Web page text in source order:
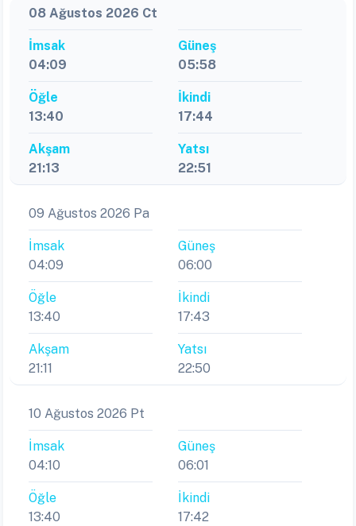
08 Ağustos 2026 Ct
İmsak
04:09
Güneş
05:58
Öğle
13:40
İkindi
17:44
Akşam
21:13
Yatsı
22:51
09 Ağustos 2026 Pa
İmsak
04:09
Güneş
06:00
Öğle
13:40
İkindi
17:43
Akşam
21:11
Yatsı
22:50
10 Ağustos 2026 Pt
İmsak
04:10
Güneş
06:01
Öğle
13:40
İkindi
17:42